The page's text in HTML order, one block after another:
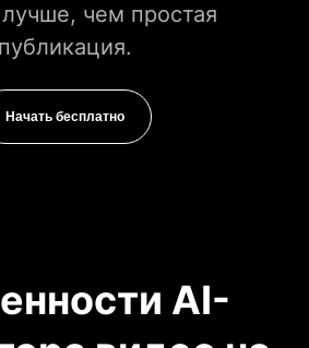
лучше, чем простая
публикация.
Начать бесплатно
AI-